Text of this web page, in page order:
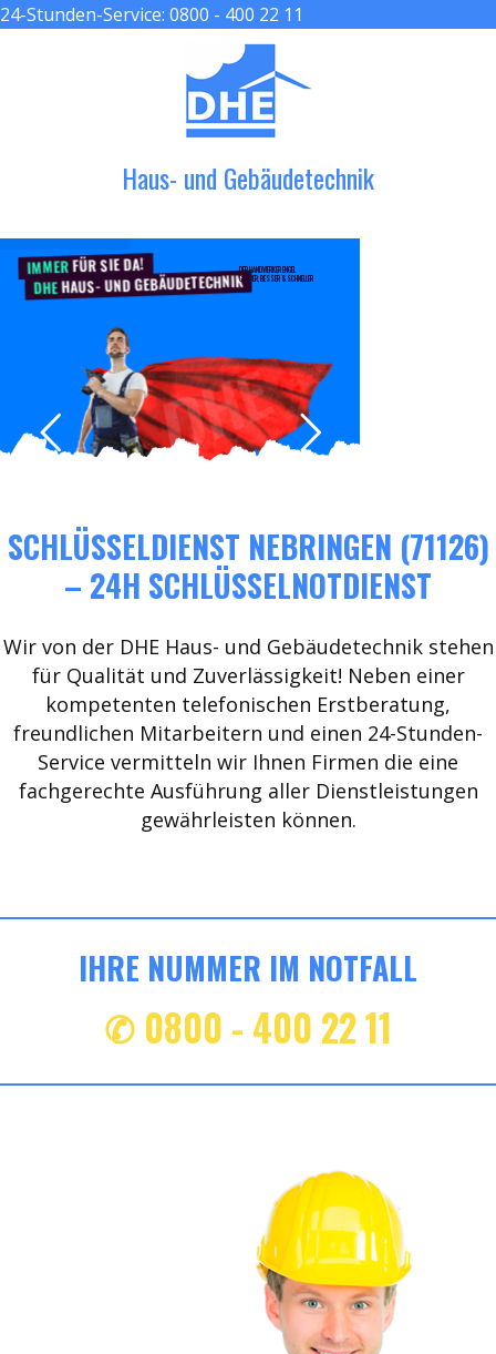
24-Stunden-Service: 0800 - 400 22 11
Haus- und Gebäudetechnik
IMMERFÜR SIE DA!
DHEHAUS- UND GEBÄUDETECHNIK
DER HANDWERKER ENGEL
GRÖßER, BESSER & SCHNELLER
SCHLÜSSELDIENST NEBRINGEN (71126)
– 24H SCHLÜSSELNOTDIENST
Wir von der DHE Haus- und Gebäudetechnik stehen
für Qualität und Zuverlässigkeit! Neben einer
kompetenten telefonischen Erstberatung,
freundlichen Mitarbeitern und einen 24-Stunden-
Service vermitteln wir Ihnen Firmen die eine
fachgerechte Ausführung aller Dienstleistungen
gewährleisten können.
IHRE NUMMER IM NOTFALL
✆ 0800 - 400 22 11